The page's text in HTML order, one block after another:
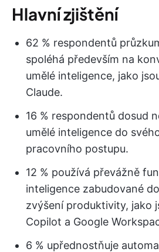
Hlavní zjištění
62 % respondentů
spoléhá především na
umělé inteligence, jako
Claude.
16 % respondentů dosud
umělé inteligence do
pracovního postupu.
12 % používá převážně
inteligence zabudované
zvýšení produktivity, jako
Copilot a Google
6 % upřednostňuje